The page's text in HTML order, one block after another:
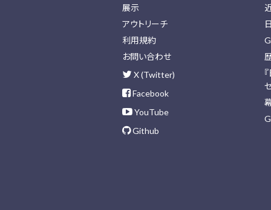
展示
アウトリーチ
利用規約
お問い合わせ
X (Twitter)
Facebook
YouTube
Github